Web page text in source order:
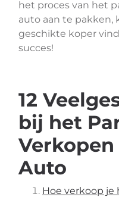
het proces van het
auto aan te pakken,
geschikte koper
succes!
12
bij het
Verkopen
Auto
Hoe verkoop je